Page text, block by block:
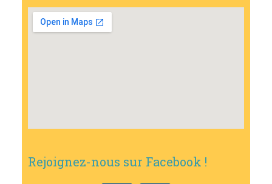
Rejoignez-nous sur Facebook !